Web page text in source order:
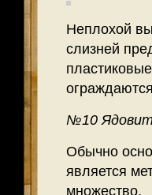
Неплохой
слизней
№10
Обычно
является
множество.